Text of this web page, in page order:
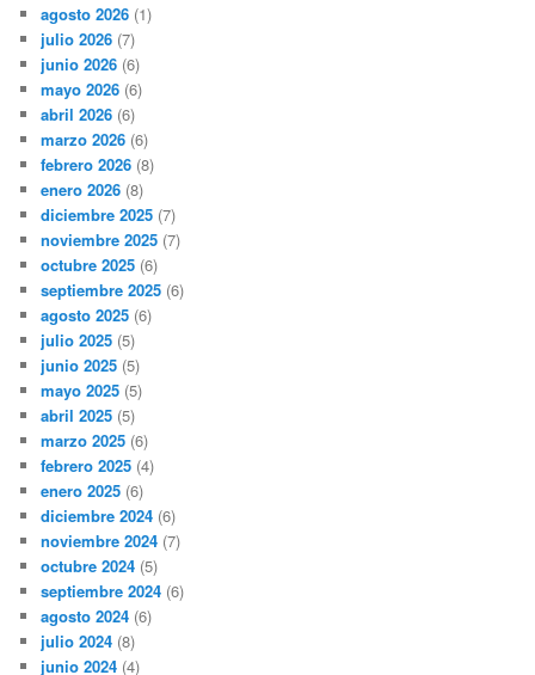
agosto 2026 (1)
julio 2026 (7)
junio 2026 (6)
mayo 2026 (6)
abril 2026 (6)
marzo 2026 (6)
febrero 2026 (8)
enero 2026 (8)
diciembre 2025 (7)
noviembre 2025 (7)
octubre 2025 (6)
septiembre 2025 (6)
agosto 2025 (6)
julio 2025 (5)
junio 2025 (5)
mayo 2025 (5)
abril 2025 (5)
marzo 2025 (6)
febrero 2025 (4)
enero 2025 (6)
diciembre 2024 (6)
noviembre 2024 (7)
octubre 2024 (5)
septiembre 2024 (6)
agosto 2024 (6)
julio 2024 (8)
junio 2024 (4)